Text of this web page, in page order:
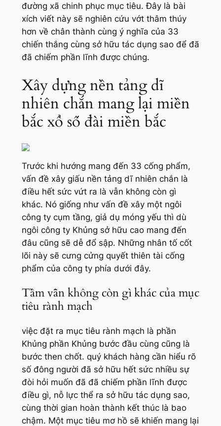
đường xã chinh phục mục tiêu. Đây là bài
xích viết này sẽ nghiên cứu vớt thâm thúy
hơn về chân thành cùng ý nghĩa của 33
chiến thắng cùng sở hữu tác dụng sao để đã
đã chiếm phần lĩnh được chúng.
Xây dựng nền tảng dĩ
nhiên chắn mang lại miền
bắc xổ số đài miền bắc
Trước khi hướng mang đến 33 cống phẩm,
vấn đề xây giấu nền tảng dĩ nhiên chắn là
điều hết sức vứt ra là vẫn không còn gì
khác. Nó giống như vấn đề xây một ngôi
công ty cụm tầng, giả dụ móng yếu thì dù
ngôi công ty Khủng sở hữu cao mang đến
đâu cũng sẽ dễ đổ sập. Những nhân tố cốt
lõi này sẽ cưng cửng quyết thiên tài cống
phẩm của công ty phía dưới đây.
Tầm vẫn không còn gì khác của mục
tiêu rành mạch
việc đặt ra mục tiêu rành mạch là phần
Khủng phần Khủng bước đầu cùng cũng là
bước then chốt. quý khách hàng cần hiểu rõ
số đông người đã sở hữu hết sức nhiều sự
đòi hỏi muốn đã đã chiếm phần lĩnh được
điều gì, nỗ lực thể ra sở hữu tác dụng sao,
cùng thời gian hoàn thành kết thúc là bao
chậm. Một mục tiêu mơ hồ sẽ khiến mang lại